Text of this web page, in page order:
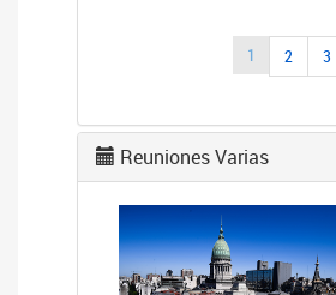
1 2 3
Reuniones Varias